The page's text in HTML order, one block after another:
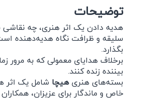
توضیحات
هدیه دادن یک اثر هنری، چه نقاشی
سلیقه و ظرافت نگاه هدیه‌دهنده
بگذارد.
برخلاف هدایای معمولی که به مرور
بیننده زنده کنند.
بسته‌های هنریهیچا شامل یک اثر
خاص و ماندگار برای عزیزان،